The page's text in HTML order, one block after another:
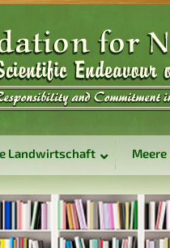
Landwirtschaft Meere